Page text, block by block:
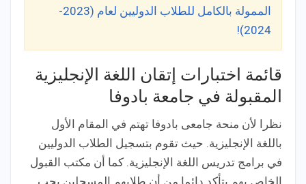
الممولة بالكامل للطلاب الدوليين لعام (2023-
2024)!
قائمة اختبارات إتقان اللغة الإنجليزية
المقبولة في جامعة بادوفا
نظرا لأن منحة جامعى بادوفا تهتم في المقام الأول
باللغة الإنجليزية. حيث تقوم بتسجيل الطلاب الدوليين
في برامج تدريس اللغة الإنجليزية. كما أن مكتب القبول